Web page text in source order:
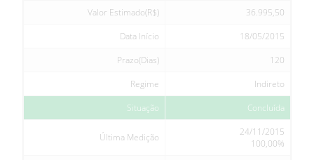
Valor Estimado(R$)
36.995,50
Data Início
18/05/2015
Prazo(Dias)
120
Regime
Indireto
Situação
Concluída
Última Medição
24/11/2015
100,00%